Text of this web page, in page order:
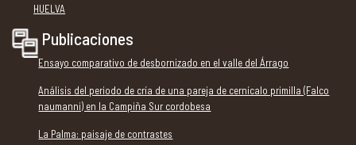
HUELVA
Publicaciones
Ensayo comparativo de desbornizado en el valle del Árrago
Análisis del periodo de cría de una pareja de cernícalo primilla (Falco
naumanni) en la Campiña Sur cordobesa
La Palma: paisaje de contrastes